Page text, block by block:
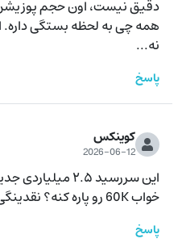
نه...
پاسخ
کوینکس
2026-06-12
خواب 60K رو پاره کنه؟ نقدینگی کمه،  خطر بازاره…
پاسخ